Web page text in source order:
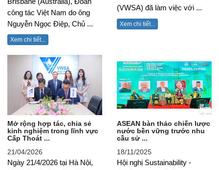
công tác Việt Nam do ông
Nguyễn Ngọc Điệp, Chủ ...
Xem chi tiết...
(VWSA) đã làm việc với ...
Xem chi tiết...
Mở rộng hợp tác, chia sẻ
kinh nghiệm trong lĩnh vực
Cấp Thoát ...
21/04/2026
Ngày 21/4/2026 tại Hà Nội,
ASEAN bàn thảo chiến lược
nước bền vững trước nhu
cầu sử ...
18/11/2025
Hội nghị Sustainability -